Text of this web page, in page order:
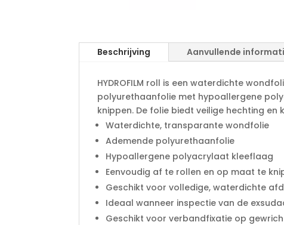
Beschrijving Aanvullende
HYDROFILM roll is een waterdichte
polyurethaanfolie met hypoallergene
knippen. De folie biedt veilige hechting
Waterdichte, transparante wondfolie
Ademende polyurethaanfolie
Hypoallergene polyacrylaat kleeflaag
Eenvoudig af te rollen en op maat te
Geschikt voor volledige, waterdichte
Ideaal wanneer inspectie van de
Geschikt voor verbandfixatie op